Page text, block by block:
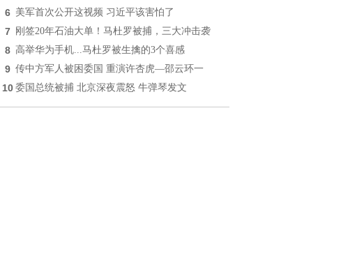
6 美军首次公开这视频 习近平该害怕了
7 刚签20年石油大单！马杜罗被捕，三大冲击袭
8 高举华为手机...马杜罗被生擒的3个喜感
9 传中方军人被困委国 重演许杏虎—邵云环一
10 委国总统被捕 北京深夜震怒 牛弹琴发文